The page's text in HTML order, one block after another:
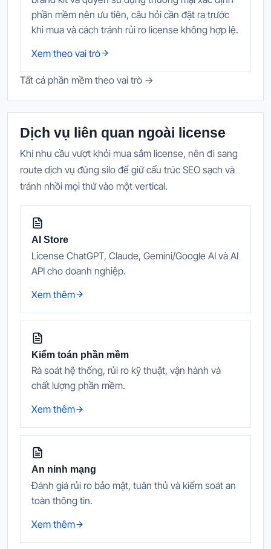
phần mềm nên ưu tiên, câu hỏi cần đặt ra trước
khi mua và cách tránh rủi ro license không hợp lệ.
Xem theo vai trò
Tất cả phần mềm theo vai trò →
Dịch vụ liên quan ngoài license
Khi nhu cầu vượt khỏi mua sắm license, nên đi sang
route dịch vụ đúng silo để giữ cấu trúc SEO sạch và
tránh nhồi mọi thứ vào một vertical.
AI Store
License ChatGPT, Claude, Gemini/Google AI và AI
API cho doanh nghiệp.
Xem thêm
Kiểm toán phần mềm
Rà soát hệ thống, rủi ro kỹ thuật, vận hành và
chất lượng phần mềm.
Xem thêm
An ninh mạng
Đánh giá rủi ro bảo mật, tuân thủ và kiểm soát an
toàn thông tin.
Xem thêm